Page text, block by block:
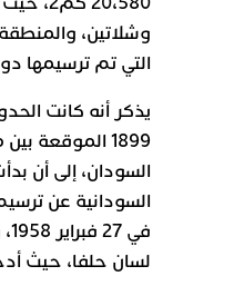
وشلاتين،
التي تم ترسيمها
يذكر أنه كانت
1899 الموقعة
السودانية عن
لسان حلفا، حيث